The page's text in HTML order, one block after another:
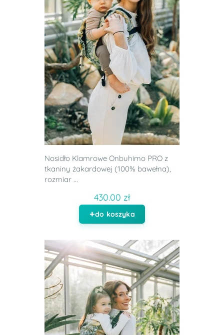
Nosidło Klamrowe Onbuhimo PRO z
tkaniny żakardowej (100% bawełna),
rozmiar ...
430.00 zł
do koszyka